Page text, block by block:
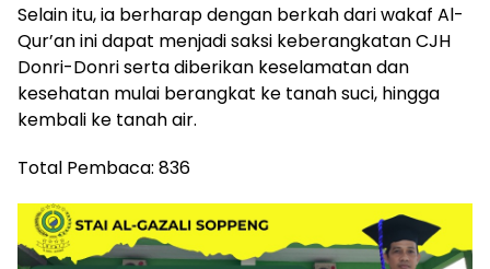
Selain itu, ia berharap dengan berkah dari wakaf Al-
Qur’an ini dapat menjadi saksi keberangkatan CJH
Donri-Donri serta diberikan keselamatan dan
kesehatan mulai berangkat ke tanah suci, hingga
kembali ke tanah air.
Total Pembaca: 836